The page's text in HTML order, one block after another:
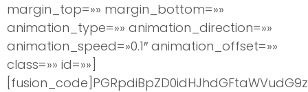
margin_top=»» margin_bottom=»»
animation_type=»» animation_direction=»»
animation_speed=»0.1″ animation_offset=»»
class=»» id=»»]